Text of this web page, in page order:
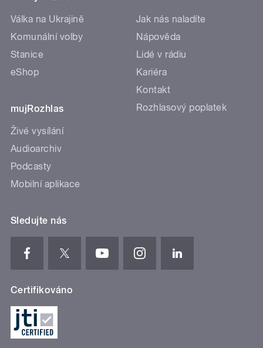
Válka na Ukrajině
Komunální volby
Stanice
eShop
mujRozhlas
Živé vysílání
Audioarchiv
Podcasty
Mobilní aplikace
Jak nás naladíte
Nápověda
Lidé v rádiu
Kariéra
Kontakt
Rozhlasový poplatek
Sledujte nás
Certifikováno